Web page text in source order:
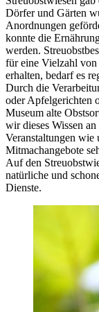
Dörfer und Gärten
Anordnungen
konnte die
werden.
für eine Vielzahl von
erhalten, bedarf es
Durch die
oder Apfelgerichten
Museum alte
wir dieses Wissen
Veranstaltungen wie
Mitmachangebote
Auf den
natürliche und
Dienste.